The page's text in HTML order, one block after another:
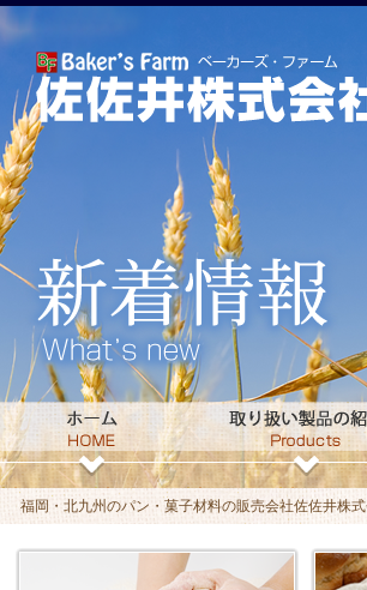
福岡・北九州のパン・菓子材料の販売会社佐佐井株